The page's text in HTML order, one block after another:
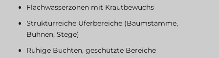
Flachwasserzonen mit Krautbewuchs
Strukturreiche Uferbereiche (Baumstämme,
Buhnen, Stege)
Ruhige Buchten, geschützte Bereiche